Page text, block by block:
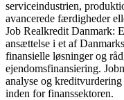
serviceindustrien,
avancerede færdigheder
Job Realkredit Danmark:
ansættelse i et af
finansielle løsninger og
ejendomsfinansiering.
analyse og
inden for finanssektoren.